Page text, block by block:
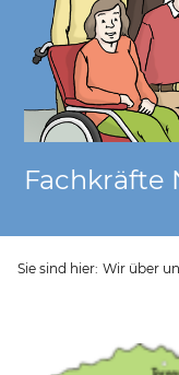
Impressum
Fachkräfte
Sie sind hier: Wir über